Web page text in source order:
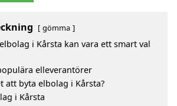
gömma
i Kårsta kan vara ett smart val
elleverantörer
att byta elbolag i Kårsta?
i Kårsta